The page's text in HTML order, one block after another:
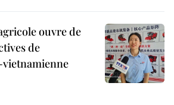
ouvre de
de